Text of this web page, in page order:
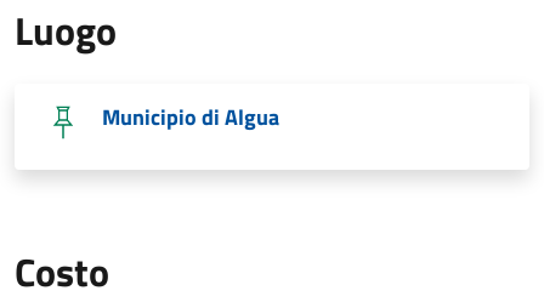
Luogo
Municipio di Algua
Costo